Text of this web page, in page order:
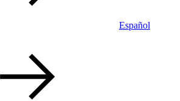
Español